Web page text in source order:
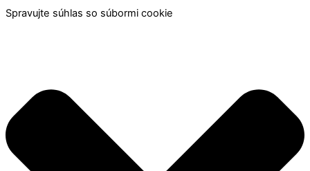
Spravujte súhlas so súbormi cookie